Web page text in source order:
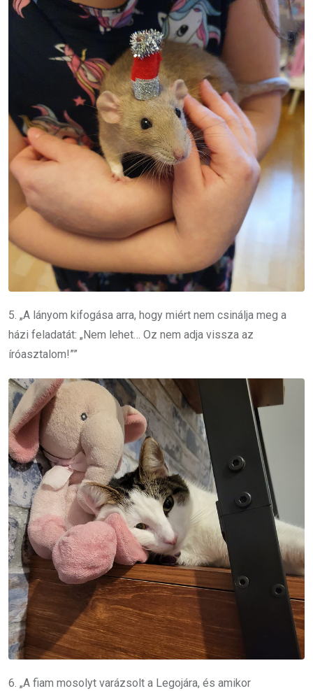
5. „A lányom kifogása arra, hogy miért nem csinálja meg a
házi feladatát: „Nem lehet… Oz nem adja vissza az
íróasztalom!””
6. „A fiam mosolyt varázsolt a Legojára, és amikor